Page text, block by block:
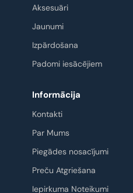
Aksesuāri
Jaunumi
Izpārdošana
Padomi iesācējiem
Informācija
Kontakti
Par Mums
Piegādes nosacījumi
Preču Atgriešana
Iepirkuma Noteikumi